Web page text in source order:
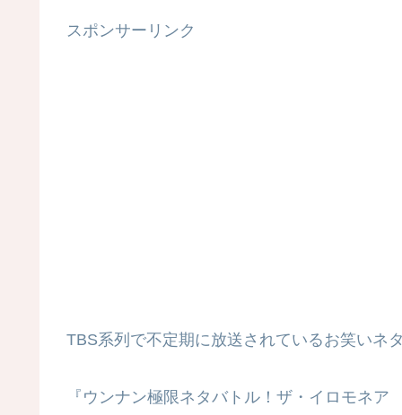
スポンサーリンク
TBS系列で不定期に放送されているお笑いネ
『ウンナン極限ネタバトル！ザ・イロモネア